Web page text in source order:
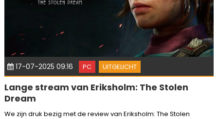
17-07-2025 09:16 PC UITGELICHT
Lange stream van Eriksholm: The Stolen
Dream
We zijn druk bezig met de review van Eriksholm: The Stolen